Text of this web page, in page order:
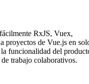
RxJS, Vuex,
proyectos de Vue.js en
funcionalidad del
trabajo colaborativos.